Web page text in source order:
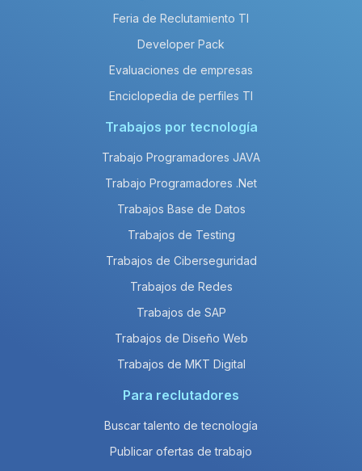
Feria de Reclutamiento TI
Developer Pack
Evaluaciones de empresas
Enciclopedia de perfiles TI
Trabajos por tecnología
Trabajo Programadores JAVA
Trabajo Programadores .Net
Trabajos Base de Datos
Trabajos de Testing
Trabajos de Ciberseguridad
Trabajos de Redes
Trabajos de SAP
Trabajos de Diseño Web
Trabajos de MKT Digital
Para reclutadores
Buscar talento de tecnología
Publicar ofertas de trabajo